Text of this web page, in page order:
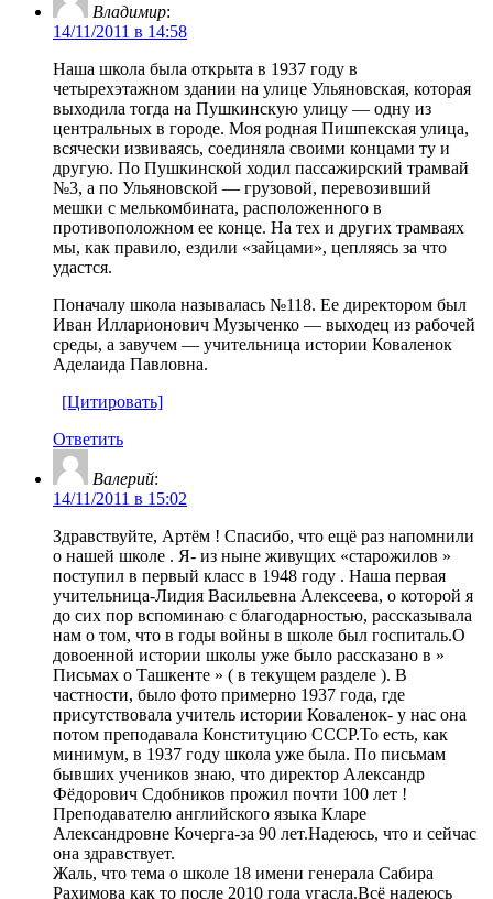
Владимир:
14/11/2011 в 14:58
Наша школа была открыта в 1937 году в
четырехэтажном здании на улице Ульяновская, которая
выходила тогда на Пушкинскую улицу — одну из
центральных в городе. Моя родная Пишпекская улица,
всячески извиваясь, соединяла своими концами ту и
другую. По Пушкинской ходил пассажирский трамвай
№3, а по Ульяновской — грузовой, перевозивший
мешки с мелькомбината, расположенного в
противоположном ее конце. На тех и других трамваях
мы, как правило, ездили «зайцами», цепляясь за что
удастся.
Поначалу школа называлась №118. Ее директором был
Иван Илларионович Музыченко — выходец из рабочей
среды, а завучем — учительница истории Коваленок
Аделаида Павловна.
[Цитировать]
Ответить
Валерий:
14/11/2011 в 15:02
Здравствуйте, Артём ! Спасибо, что ещё раз напомнили
о нашей школе . Я- из ныне живущих «старожилов »
поступил в первый класс в 1948 году . Наша первая
учительница-Лидия Васильевна Алексеева, о которой я
до сих пор вспоминаю с благодарностью, рассказывала
нам о том, что в годы войны в школе был госпиталь.О
довоенной истории школы уже было рассказано в »
Письмах о Ташкенте » ( в текущем разделе ). В
частности, было фото примерно 1937 года, где
присутствовала учитель истории Коваленок- у нас она
потом преподавала Конституцию СССР.То есть, как
минимум, в 1937 году школа уже была. По письмам
бывших учеников знаю, что директор Александр
Фёдорович Сдобников прожил почти 100 лет !
Преподавателю английского языка Кларе
Александровне Кочерга-за 90 лет.Надеюсь, что и сейчас
она здравствует.
Жаль, что тема о школе 18 имени генерала Сабира
Рахимова как то после 2010 года угасла.Всё надеюсь